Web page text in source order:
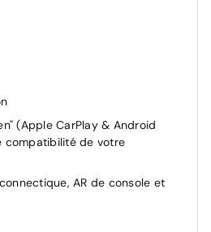
40/20/40
réglage manuel en hauteur
mécanique
réglage lombaire
à l'AR des sièges AV
(Apple CarPlay & Android
compatibilité de votre
AR de console et